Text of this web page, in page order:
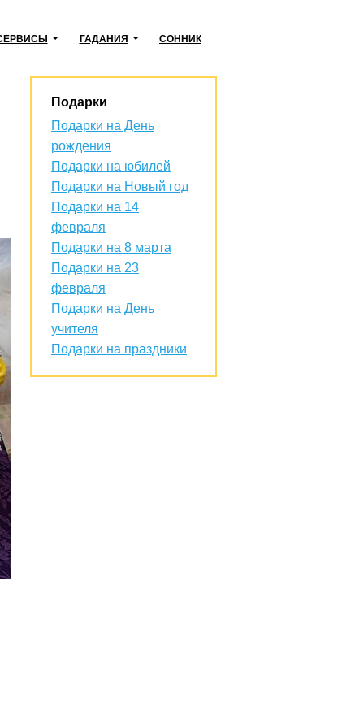
ГАДАНИЯ СОННИК
Подарки
Подарки на День
рождения
Подарки на юбилей
Подарки на Новый год
Подарки на 14
февраля
Подарки на 8 марта
Подарки на 23
февраля
Подарки на День
учителя
Подарки на праздники